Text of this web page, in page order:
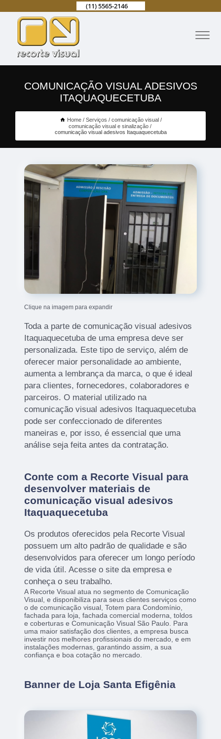
(11) 5565-2146
COMUNICAÇÃO VISUAL ADESIVOS
ITAQUAQUECETUBA
Home Serviços
comunicação visual
comunicação visual e sinalização
comunicação visual adesivos Itaquaquecetuba
Clique na imagem para expandir
Toda a parte de comunicação visual adesivos
Itaquaquecetuba de uma empresa deve ser
personalizada. Este tipo de serviço, além de
oferecer maior personalidade ao ambiente,
aumenta a lembrança da marca, o que é ideal
para clientes, fornecedores, colaboradores e
parceiros. O material utilizado na
comunicação visual adesivos Itaquaquecetuba
pode ser confeccionado de diferentes
maneiras e, por isso, é essencial que uma
análise seja feita antes da contratação.
Conte com a Recorte Visual para
desenvolver materiais de
comunicação visual adesivos
Itaquaquecetuba
Os produtos oferecidos pela Recorte Visual
possuem um alto padrão de qualidade e são
desenvolvidos para oferecer um longo período
de vida útil. Acesse o site da empresa e
conheça o seu trabalho.
A Recorte Visual atua no segmento de Comunicação
Visual, e disponibiliza para seus clientes serviços como
o de comunicação visual, Totem para Condomínio,
fachada para loja, fachada comercial moderna, toldos
e coberturas e Comunicação Visual São Paulo. Para
uma maior satisfação dos clientes, a empresa busca
investir nos melhores profissionais do mercado, e em
instalações modernas, garantindo assim, a sua
confiança e boa cotação no mercado.
Banner de Loja Santa Efigênia